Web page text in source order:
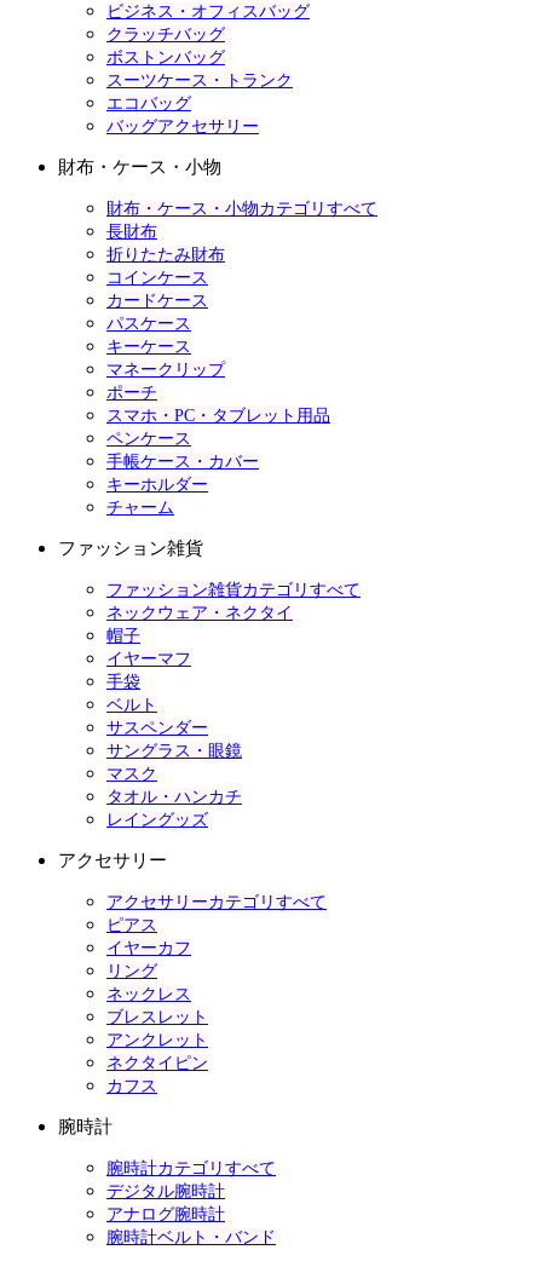
ビジネス・オフィスバッグ
クラッチバッグ
ボストンバッグ
スーツケース・トランク
エコバッグ
バッグアクセサリー
財布・ケース・小物
財布・ケース・小物カテゴリすべて
長財布
折りたたみ財布
コインケース
カードケース
パスケース
キーケース
マネークリップ
ポーチ
スマホ・PC・タブレット用品
ペンケース
手帳ケース・カバー
キーホルダー
チャーム
ファッション雑貨
ファッション雑貨カテゴリすべて
ネックウェア・ネクタイ
帽子
イヤーマフ
手袋
ベルト
サスペンダー
サングラス・眼鏡
マスク
タオル・ハンカチ
レイングッズ
アクセサリー
アクセサリーカテゴリすべて
ピアス
イヤーカフ
リング
ネックレス
ブレスレット
アンクレット
ネクタイピン
カフス
腕時計
腕時計カテゴリすべて
デジタル腕時計
アナログ腕時計
腕時計ベルト・バンド